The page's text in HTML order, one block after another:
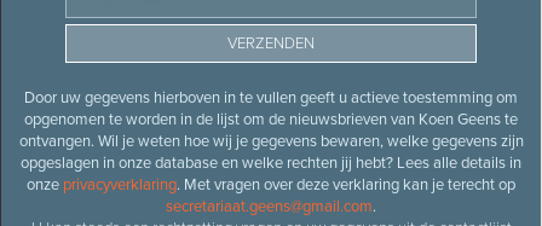
Door uw gegevens hierboven in te vullen geeft u actieve toestemming om
opgenomen te worden in de lijst om de nieuwsbrieven van Koen Geens te
ontvangen. Wil je weten hoe wij je gegevens bewaren, welke gegevens zijn
opgeslagen in onze database en welke rechten jij hebt? Lees alle details in
onze privacyverklaring. Met vragen over deze verklaring kan je terecht op
secretariaat.geens@gmail.com.